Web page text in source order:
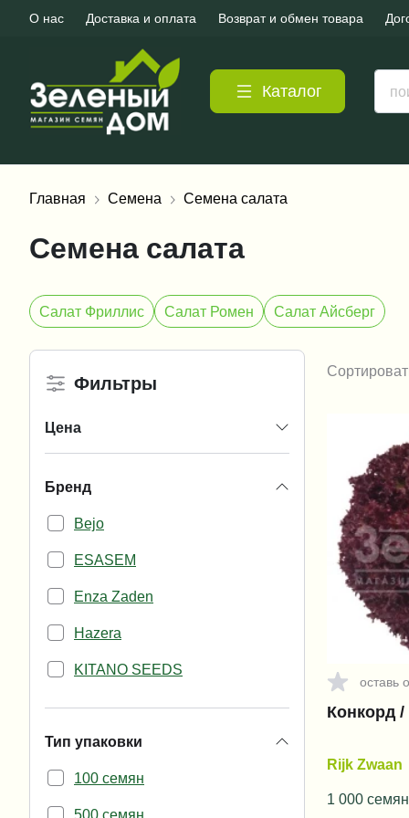
О нас Доставка и оплата Возврат и обмен товара
Каталог
Главная Семена Семена салата
Семена салата
Салат Фриллис Салат Ромен Салат Айсберг
Фильтры
Цена
Бренд
Bejo
ESASEM
Enza Zaden
Hazera
KITANO SEEDS
Moravoseed
Nunhems
Rijk Zwaan
Тип упаковки
100 семян
500 семян
оставь
Конкорд
Rijk Zwaan
1 000 семян